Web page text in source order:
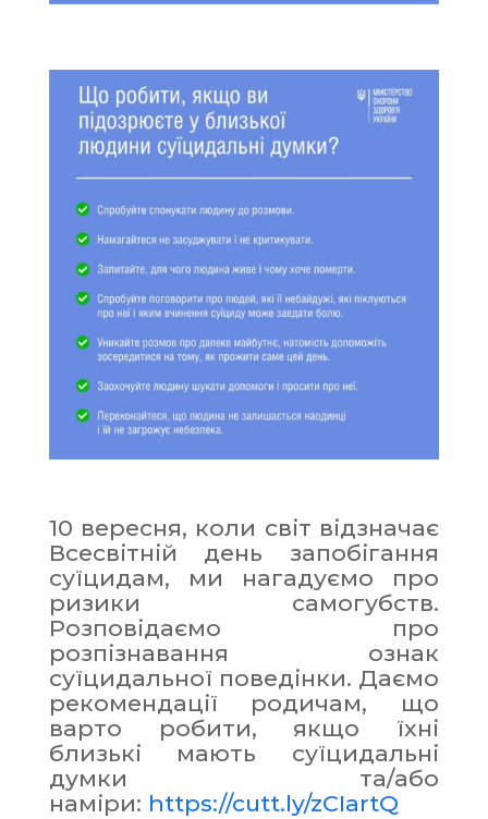
10 вересня, коли світ відзначає
Всесвітній день запобігання
суїцидам, ми нагадуємо про
ризики самогубств.
Розповідаємо про
розпізнавання ознак
суїцидальної поведінки. Даємо
рекомендації родичам, що
варто робити, якщо їхні
близькі мають суїцидальні
думки та/або
наміри: https://cutt.ly/zCIartQ